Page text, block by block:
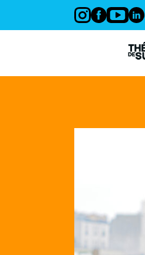
Panneau de gestion des cookies